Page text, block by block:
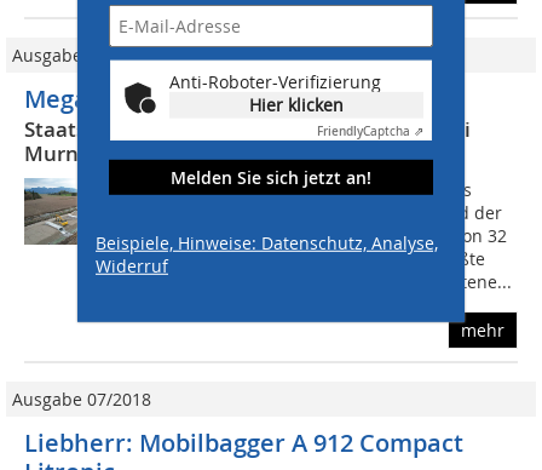
Anti-Roboter-Verifizierung
Hier klicken
FriendlyCaptcha ⇗
Melden Sie sich jetzt an!
Beispiele, Hinweise: Datenschutz, Analyse,
Widerruf
Ausgabe 5-6/2024
Mega-Damm mit Zugspitzblick
Staatsstraße 2062: Hochwasserfreilegung bei
Murnau
Das Murnauer Moos liegt im Landkreis
Garmisch-Partenkirchen am Nordrand der
bayerischen Alpen. Mit einer Fläche von 32
Quadratkilometern gilt es als das größte
zusammenhängende, naturnah erhaltene...
mehr
Ausgabe 07/2018
Liebherr: Mobilbagger A 912 Compact